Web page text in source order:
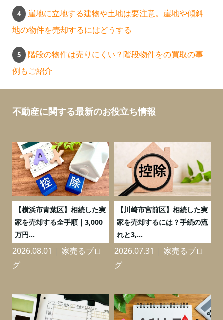
崖地に立地する建物や土地は要注意。崖地や傾斜
地の物件を売却するにはどうする
階段の物件は売りにくい？階段物件をの買取の事
例もご紹介
不動産に関する最新のお役立ち情報
【横浜市青葉区】相続した実
家を売却する全手順｜3,000
万円...
2026.08.01
家売るブロ
グ
【川崎市宮前区】相続した実
家を売却するには？手続の流
れと3,...
2026.07.31
家売るブロ
グ